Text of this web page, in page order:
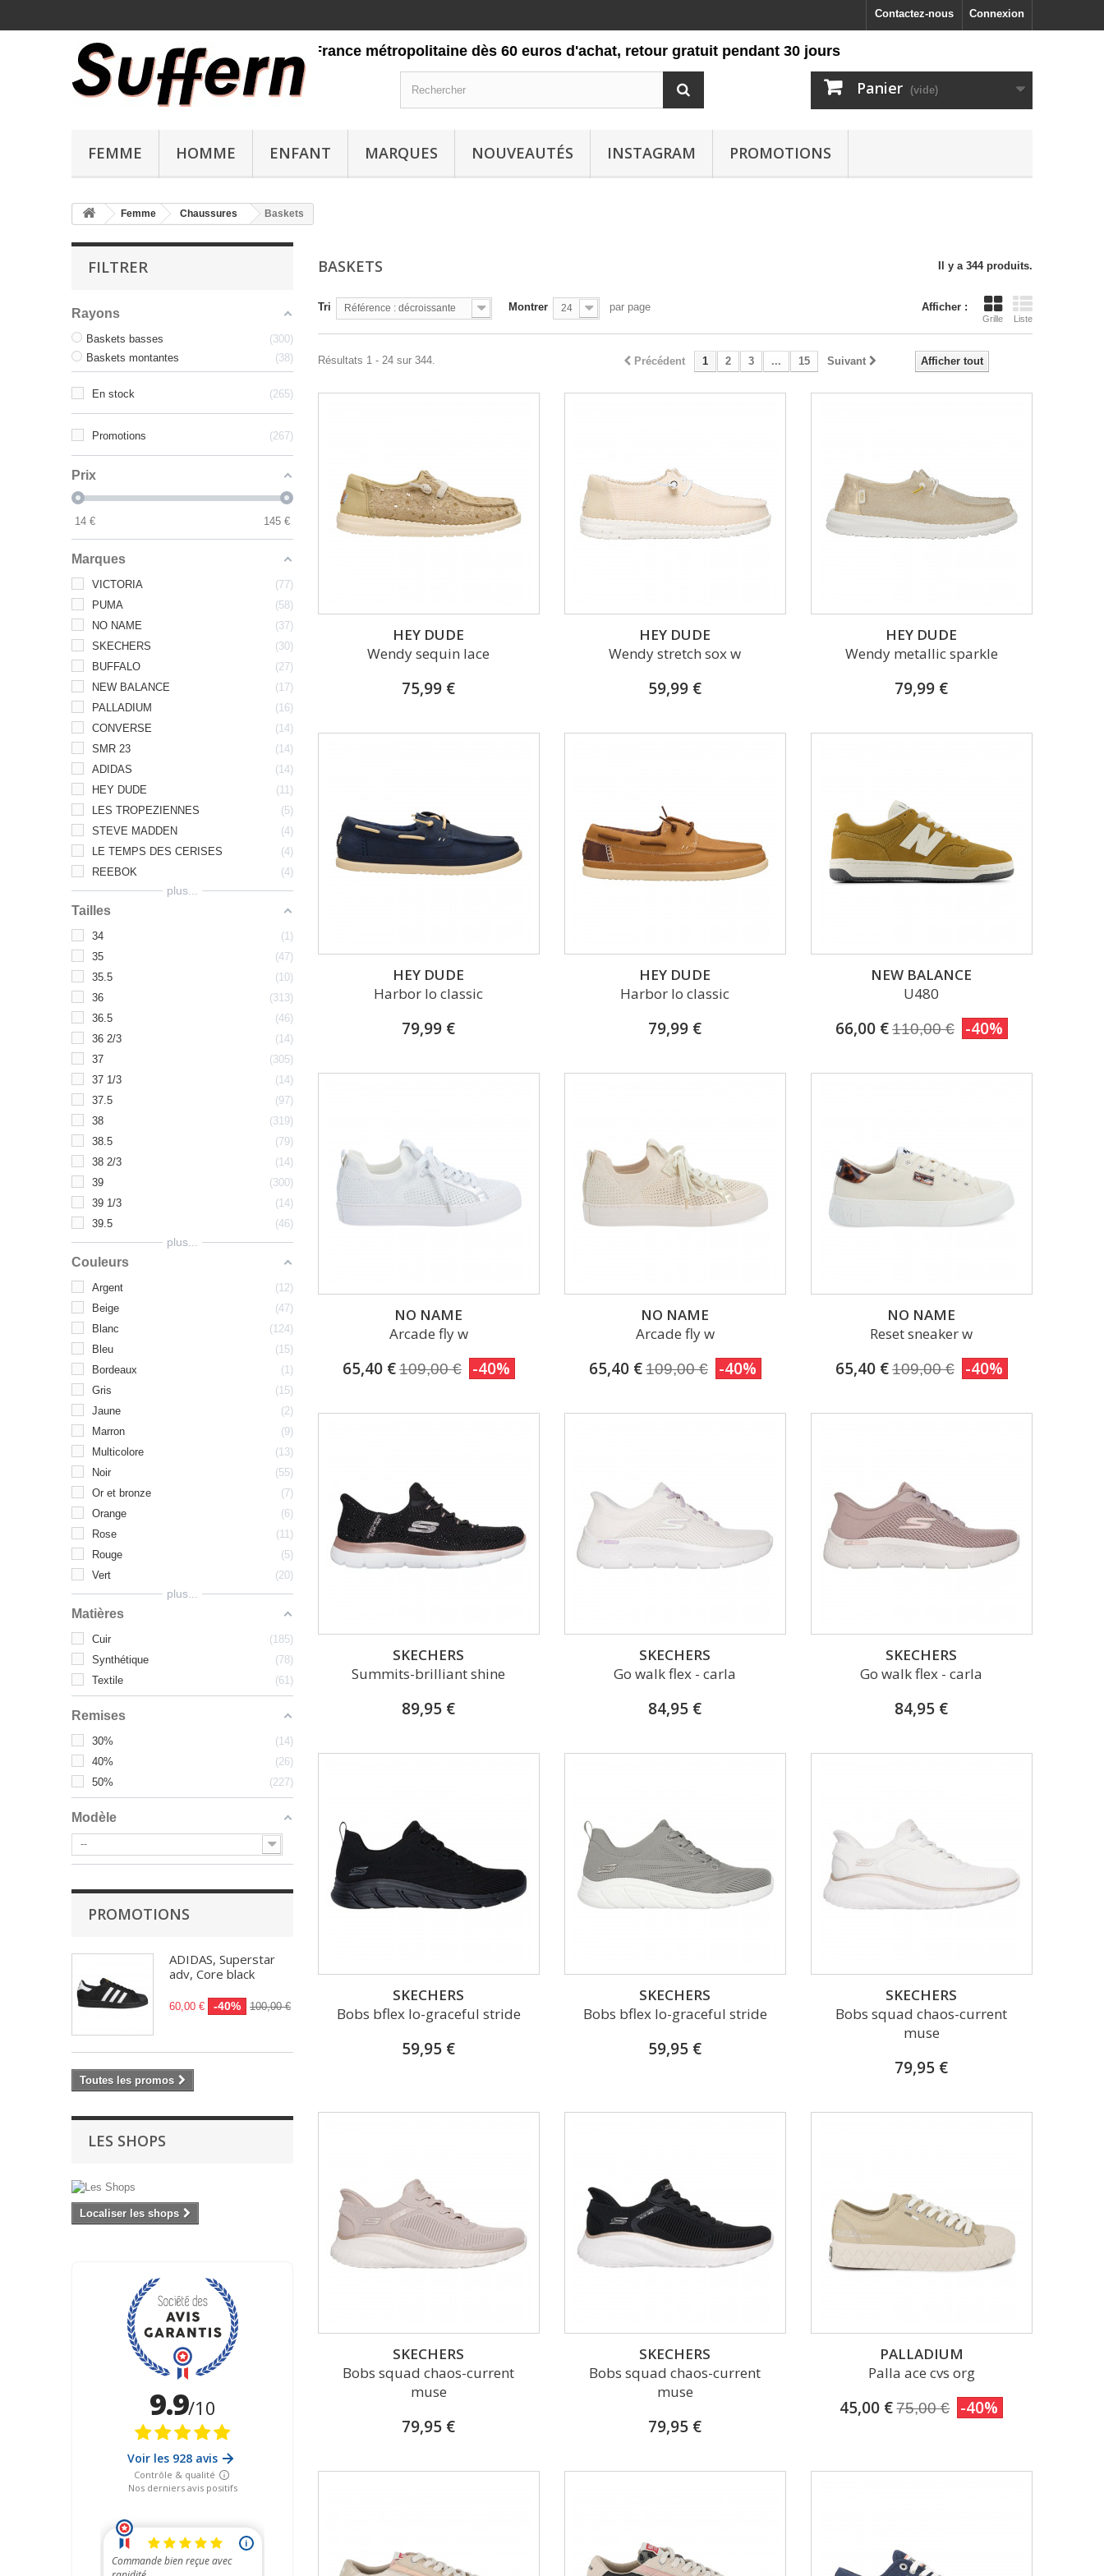
Connexion
Contactez-nous
Panier (vide)
FEMME HOMME ENFANT MARQUES NOUVEAUTÉS INSTAGRAM PROMOTIONS
Livraison gratuite en France métropolitaine dès 60 euros d'achat, retour gratuit pendant 30 jours
Femme Chaussures Baskets
FILTRER
Rayons
Baskets basses
300
Baskets montantes
38
En stock 265
Promotions 267
Prix
14 € 145 €
Marques
VICTORIA
77
PUMA
58
NO NAME
37
SKECHERS
30
BUFFALO
27
NEW BALANCE
17
PALLADIUM
16
CONVERSE
14
SMR 23
14
ADIDAS
14
HEY DUDE
11
LES TROPEZIENNES
5
STEVE MADDEN
4
LE TEMPS DES CERISES
4
REEBOK
4
plus...
Tailles
34
1
35
47
35.5
10
36
313
36.5
46
36 2/3
14
37
305
37 1/3
14
37.5
97
38
319
38.5
79
38 2/3
14
39
300
39 1/3
14
39.5
46
plus...
Couleurs
Argent
12
Beige
47
Blanc
124
Bleu
15
Bordeaux
1
Gris
15
Jaune
2
Marron
9
Multicolore
13
Noir
55
Or et bronze
7
Orange
6
Rose
11
Rouge
5
Vert
20
plus...
Matières
Cuir
185
Synthétique
78
Textile
61
Remises
30%
14
40%
26
50%
227
Modèle
--
PROMOTIONS
ADIDAS, Superstar
adv, Core black
60,00 € -40% 100,00 €
Toutes les promos
LES SHOPS
Localiser les shops
BASKETS Il y a 344 produits.
Afficher :
Grille Liste
Tri Référence : décroissante Montrer 24 par page
Afficher tout
Précédent 1 2 3 ... 15 Suivant
Résultats 1 - 24 sur 344.
HEY DUDE
Wendy sequin lace
75,99 €
HEY DUDE
Wendy stretch sox w
59,99 €
HEY DUDE
Wendy metallic sparkle
79,99 €
HEY DUDE
Harbor lo classic
79,99 €
HEY DUDE
Harbor lo classic
79,99 €
NEW BALANCE
U480
66,00 €110,00 € -40%
NO NAME
Arcade fly w
65,40 €109,00 € -40%
NO NAME
Arcade fly w
65,40 €109,00 € -40%
NO NAME
Reset sneaker w
65,40 €109,00 € -40%
SKECHERS
Summits-brilliant shine
89,95 €
SKECHERS
Go walk flex - carla
84,95 €
SKECHERS
Go walk flex - carla
84,95 €
SKECHERS
Bobs bflex lo-graceful stride
59,95 €
SKECHERS
Bobs bflex lo-graceful stride
59,95 €
SKECHERS
Bobs squad chaos-current
muse
79,95 €
SKECHERS
Bobs squad chaos-current
muse
79,95 €
SKECHERS
Bobs squad chaos-current
muse
79,95 €
PALLADIUM
Palla ace cvs org
45,00 € 75,00 € -40%